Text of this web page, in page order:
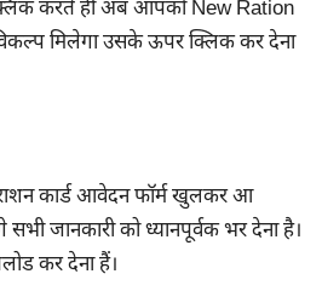
करते ही अब आपको New Ration
मिलेगा उसके ऊपर क्लिक कर देना
कार्ड आवेदन फॉर्म खुलकर आ
जानकारी को ध्यानपूर्वक भर देना है।
कर देना हैं।